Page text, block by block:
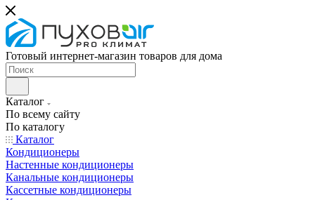
Готовый интернет-магазин товаров для дома
Каталог
По всему сайту
По каталогу
Каталог
Кондиционеры
Настенные кондиционеры
Канальные кондиционеры
Кассетные кондиционеры